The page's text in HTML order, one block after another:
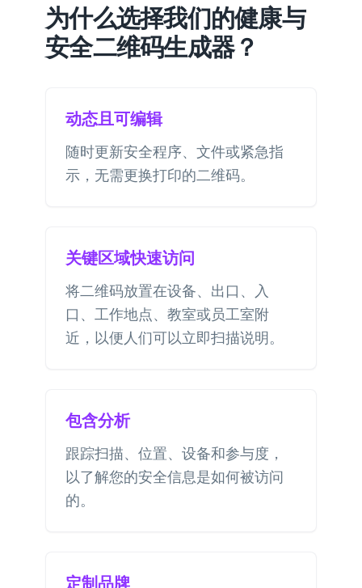
为什么选择我们的健康与
安全二维码生成器？
动态且可编辑
随时更新安全程序、文件或紧急指
示，无需更换打印的二维码。
关键区域快速访问
将二维码放置在设备、出口、入
口、工作地点、教室或员工室附
近，以便人们可以立即扫描说明。
包含分析
跟踪扫描、位置、设备和参与度，
以了解您的安全信息是如何被访问
的。
定制品牌